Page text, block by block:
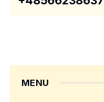
MENU